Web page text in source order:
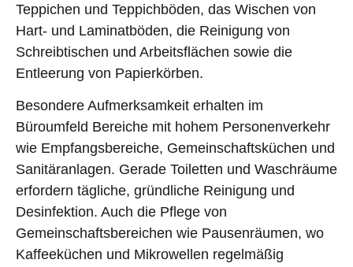
Teppichen und Teppichböden, das Wischen von
Hart- und Laminatböden, die Reinigung von
Schreibtischen und Arbeitsflächen sowie die
Entleerung von Papierkörben.
Besondere Aufmerksamkeit erhalten im
Büroumfeld Bereiche mit hohem Personenverkehr
wie Empfangsbereiche, Gemeinschaftsküchen und
Sanitäranlagen. Gerade Toiletten und Waschräume
erfordern tägliche, gründliche Reinigung und
Desinfektion. Auch die Pflege von
Gemeinschaftsbereichen wie Pausenräumen, wo
Kaffeeküchen und Mikrowellen regelmäßig